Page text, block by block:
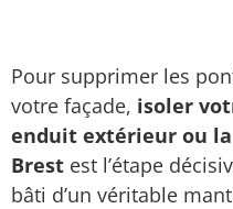
Pour supprimer les
votre façade, isoler
enduit extérieur ou la
Brest est l’étape
bâti d’un véritable